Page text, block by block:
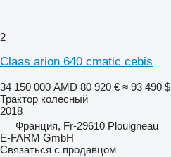
2
Claas arion 640 cmatic cebis
34 150 000 AMD 80 920 € ≈ 93 490 $
Трактор колесный
2018
Франция, Fr-29610 Plouigneau
E-FARM GmbH
Связаться с продавцом